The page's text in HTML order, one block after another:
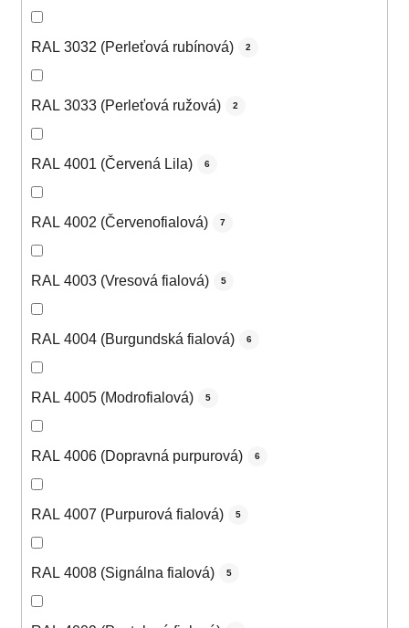
RAL 3032 (Perleťová rubínová) 2
RAL 3033 (Perleťová ružová) 2
RAL 4001 (Červená Lila) 6
RAL 4002 (Červenofialová) 7
RAL 4003 (Vresová fialová) 5
RAL 4004 (Burgundská fialová) 6
RAL 4005 (Modrofialová) 5
RAL 4006 (Dopravná purpurová) 6
RAL 4007 (Purpurová fialová) 5
RAL 4008 (Signálna fialová) 5